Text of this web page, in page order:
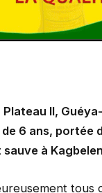
II,
6 ans, portée
à
tous